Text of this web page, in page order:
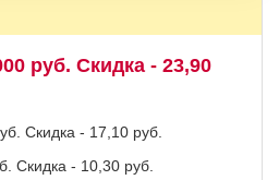
руб. Скидка - 23,90
Скидка - 17,10 руб.
Скидка - 10,30 руб.